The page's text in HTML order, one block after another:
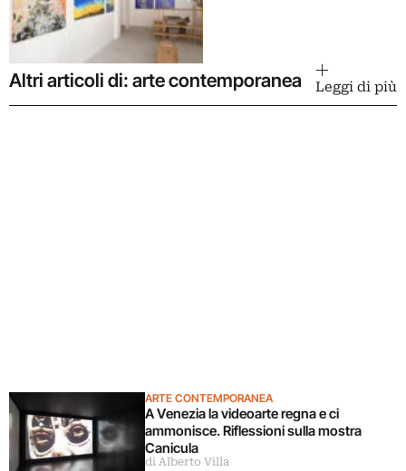
Altri articoli di: arte contemporanea Leggi di più
ARTE CONTEMPORANEA
A Venezia la videoarte regna e ci
ammonisce. Riflessioni sulla mostra
Canicula
di Alberto Villa